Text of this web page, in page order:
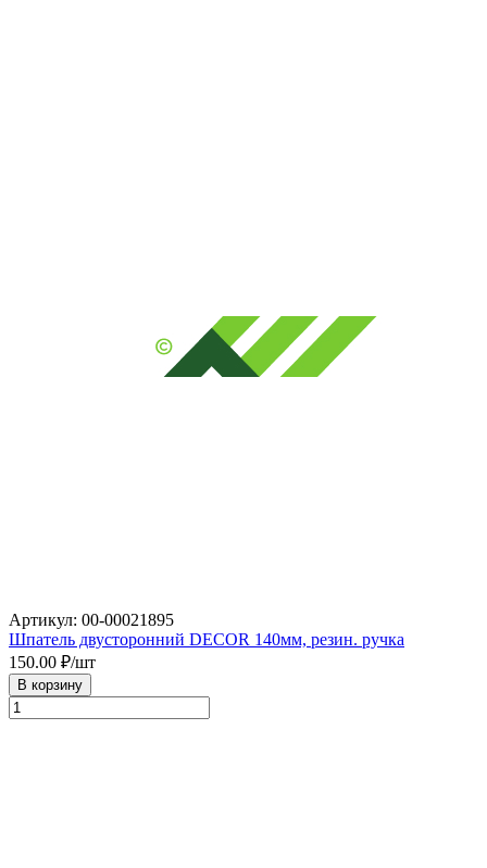
Артикул: 00-00021895
Шпатель двусторонний DECOR 140мм, резин. ручка
150.00 ₽/шт
В корзину